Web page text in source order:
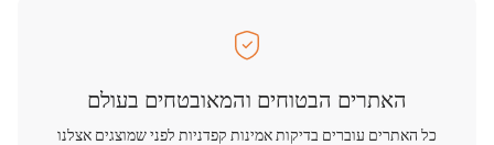
האתרים הבטוחים והמאובטחים בעולם
כל האתרים עוברים בדיקות אמינות קפדניות לפני שמוצגים אצלנו